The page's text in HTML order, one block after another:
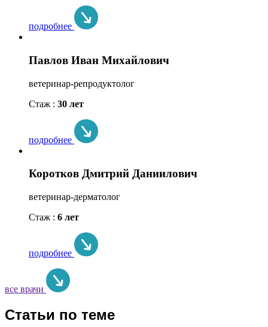
подробнее
Павлов Иван Михайлович
ветеринар-репродуктолог
Стаж : 30 лет
подробнее
Коротков Дмитрий Даниилович
ветеринар-дерматолог
Стаж : 6 лет
подробнее
все врачи
Статьи по теме